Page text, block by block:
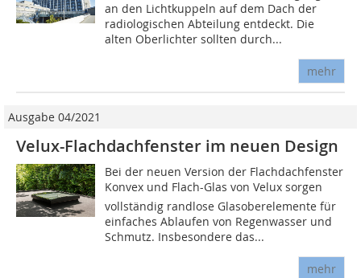
an den Lichtkuppeln auf dem Dach der
radiologischen Abteilung entdeckt. Die
alten Oberlichter sollten durch...
mehr
Ausgabe 04/2021
Velux-Flachdachfenster im neuen Design
Bei der neuen Version der Flachdachfenster
Konvex und Flach-Glas von Velux sorgen
vollständig randlose Glasoberelemente für
einfaches Ablaufen von Regenwasser und
Schmutz. Insbesondere das...
mehr